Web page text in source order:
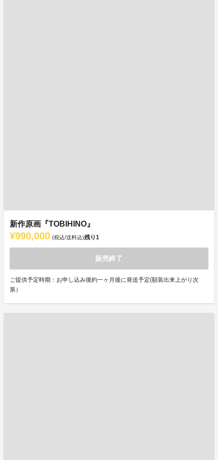
新作原画『TOBIHINO』
¥990,000 (税込/送料込)残り1
販売終了
ご提供予定時期：お申し込み後約一ヶ月後に発送予定(額装出来上がり次
第）